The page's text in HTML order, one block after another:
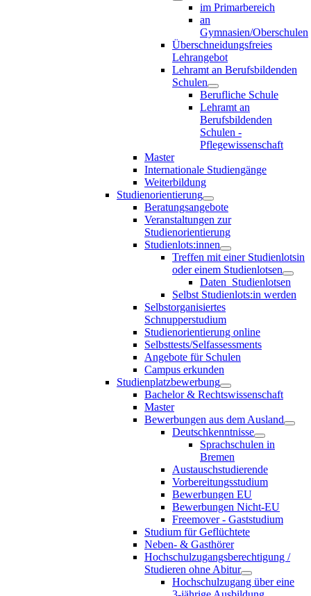
im Primarbereich
an
Gymnasien/Oberschulen
Überschneidungsfreies
Lehrangebot
Lehramt an Berufsbildenden
Schulen
Berufliche Schule
Lehramt an
Berufsbildenden
Schulen -
Pflegewissenschaft
Master
Internationale Studiengänge
Weiterbildung
Studienorientierung
Beratungsangebote
Veranstaltungen zur
Studienorientierung
Studienlots:innen
Treffen mit einer Studienlotsin
oder einem Studienlotsen
Daten_Studienlotsen
Selbst Studienlots:in werden
Selbstorganisiertes
Schnupperstudium
Studienorientierung online
Selbsttests/Selfassessments
Angebote für Schulen
Campus erkunden
Studienplatzbewerbung
Bachelor & Rechtswissenschaft
Master
Bewerbungen aus dem Ausland
Deutschkenntnisse
Sprachschulen in
Bremen
Austauschstudierende
Vorbereitungsstudium
Bewerbungen EU
Bewerbungen Nicht-EU
Freemover - Gaststudium
Studium für Geflüchtete
Neben- & Gasthörer
Hochschulzugangsberechtigung /
Studieren ohne Abitur
Hochschulzugang über eine